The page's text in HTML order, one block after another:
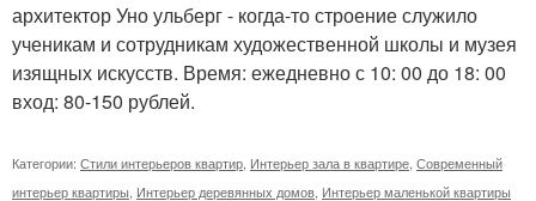
архитектор Уно ульберг - когда-то строение служило
ученикам и сотрудникам художественной школы и музея
изящных искусств. Время: ежедневно с 10: 00 до 18: 00
вход: 80-150 рублей.
Категории: Стили интерьеров квартир, Интерьер зала в квартире, Современный
интерьер квартиры, Интерьер деревянных домов, Интерьер маленькой квартиры